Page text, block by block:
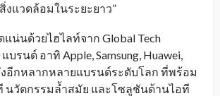
งแวดล้อมในระยะยาว”
น่นด้วยไฮไลท์จาก Global Tech
แบรนด์ อาทิ Apple, Samsung, Huawei,
งอีกหลากหลายแบรนด์ระดับโลก ที่พร้อม
นวัตกรรมล้ำสมัย และโซลูชันด้านไอที